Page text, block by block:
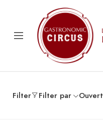
Filter Filter par Ouvert